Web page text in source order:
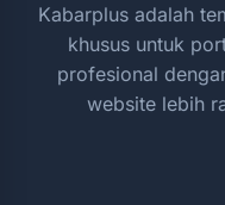
Kabarplus adalah
khusus untuk
profesional
website lebih